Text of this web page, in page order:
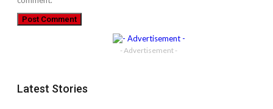
- Advertisement -
Latest Stories